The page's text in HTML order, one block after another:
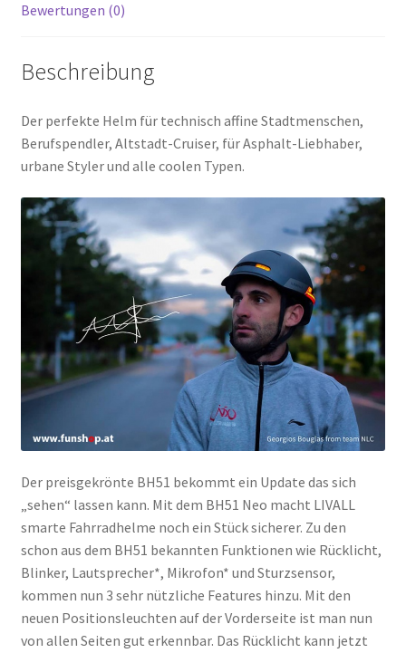
Bewertungen (0)
Beschreibung
Der perfekte Helm für technisch affine Stadtmenschen,
Berufspendler, Altstadt-Cruiser, für Asphalt-Liebhaber,
urbane Styler und alle coolen Typen.
Der preisgekrönte BH51 bekommt ein Update das sich
„sehen“ lassen kann. Mit dem BH51 Neo macht LIVALL
smarte Fahrradhelme noch ein Stück sicherer. Zu den
schon aus dem BH51 bekannten Funktionen wie Rücklicht,
Blinker, Lautsprecher*, Mikrofon* und Sturzsensor,
kommen nun 3 sehr nützliche Features hinzu. Mit den
neuen Positionsleuchten auf der Vorderseite ist man nun
von allen Seiten gut erkennbar. Das Rücklicht kann jetzt